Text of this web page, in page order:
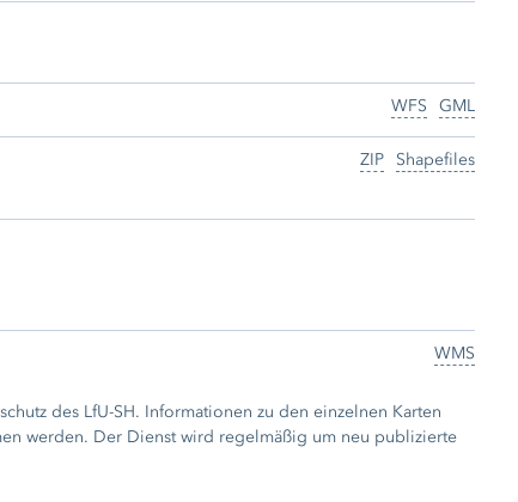
GML
WFS
Shapefiles
ZIP
WMS
des LfU-SH. Informationen zu den einzelnen Karten
werden. Der Dienst wird regelmäßig um neu publizierte